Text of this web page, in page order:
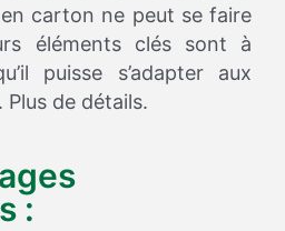
carton ne peut se faire
éléments clés sont à
puisse s’adapter aux
de détails.
: